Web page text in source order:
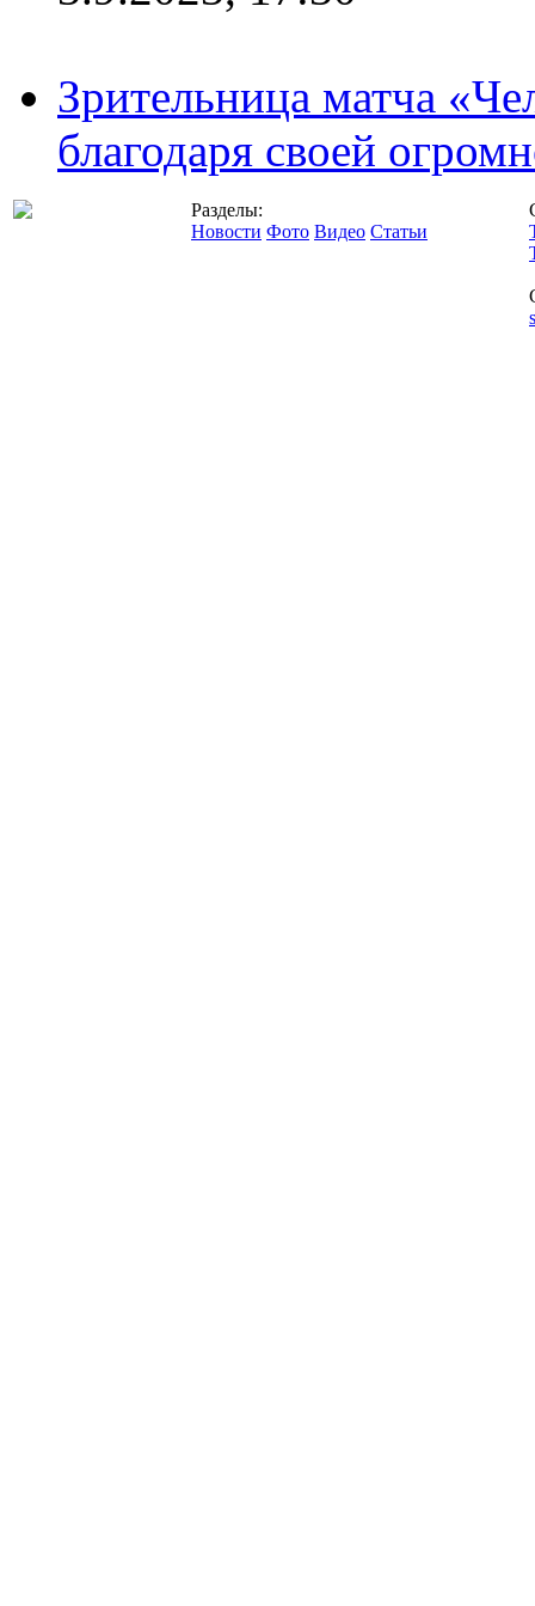
Зрительница матча
благодаря своей
Разделы:
Новости Фото Видео Статьи